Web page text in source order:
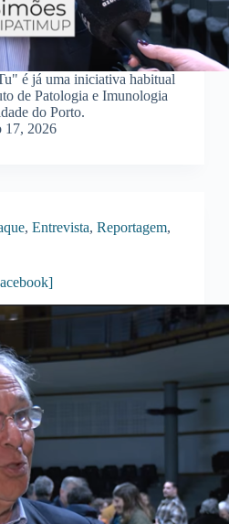
é já uma iniciativa habitual
de Patologia e Imunologia
do Porto.
17, 2026
, Entrevista, Reportagem,